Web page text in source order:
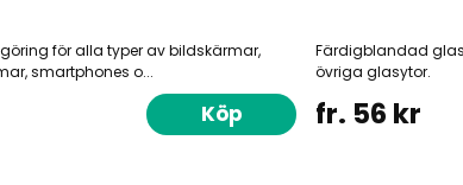
för alla typer av bildskärmar,
smartphones o...
Köp
Färdigblandad
övriga glasytor.
fr. 56 kr